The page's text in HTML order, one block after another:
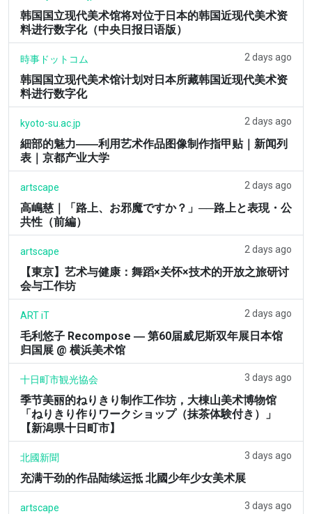
韩国国立现代美术馆将对位于日本的韩国近现代美术资
料进行数字化（中央日报日语版）
時事ドットコム 2 days ago
韩国国立现代美术馆计划对日本所藏韩国近现代美术资
料进行数字化
kyoto-su.ac.jp 2 days ago
細部的魅力――利用艺术作品图像制作指甲贴｜新闻列
表｜京都产业大学
artscape 2 days ago
高嶋慈｜「路上、お邪魔ですか？」──路上と表現・公
共性（前編）
artscape 2 days ago
【東京】艺术与健康：舞蹈×关怀×技术的开放之旅研讨
会与工作坊
ART iT 2 days ago
毛利悠子 Recompose ― 第60届威尼斯双年展日本馆
归国展 @ 横浜美术馆
十日町市観光協会 3 days ago
季节美丽的ねりきり制作工作坊，大棟山美术博物馆
「ねりきり作りワークショップ（抹茶体験付き）」
【新潟県十日町市】
北國新聞 3 days ago
充满干劲的作品陆续运抵 北國少年少女美术展
artscape 3 days ago